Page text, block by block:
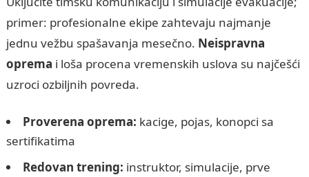
primer: profesionalne ekipe zahtevaju najmanje
jednu vežbu spašavanja mesečno. Neispravna
oprema i loša procena vremenskih uslova su najčešći
uzroci ozbiljnih povreda.
Proverena oprema: kacige, pojas, konopci sa
sertifikatima
Redovan trening: instruktor, simulacije, prve